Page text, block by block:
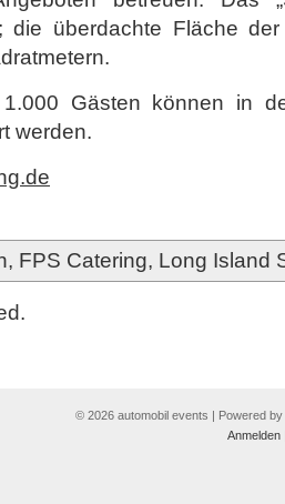
die überdachte Fläche
Gästen können in
werden.
, FPS Catering, Long Island
© 2026 automobil events | Powered by
Anmelden|